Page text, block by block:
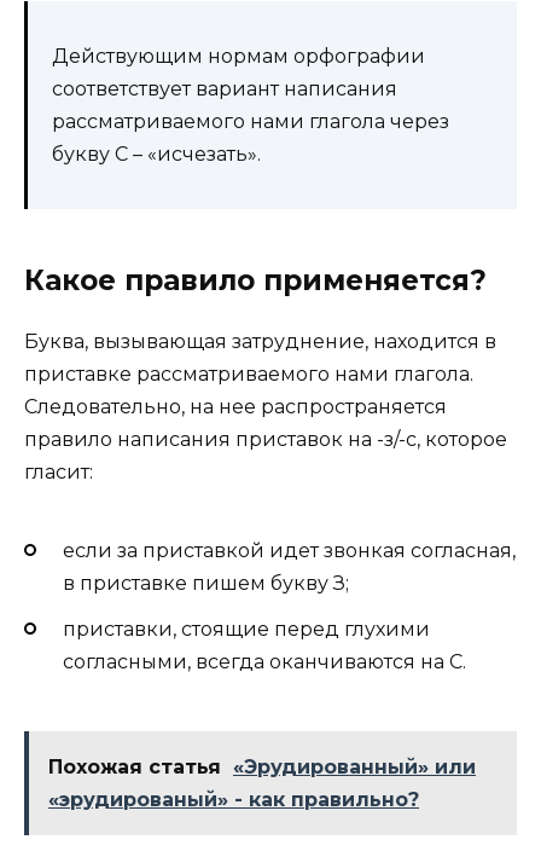
Действующим нормам орфографии
соответствует вариант написания
рассматриваемого нами глагола через
букву С – «исчезать».
Какое правило применяется?
Буква, вызывающая затруднение, находится в
приставке рассматриваемого нами глагола.
Следовательно, на нее распространяется
правило написания приставок на -з/-с, которое
гласит:
если за приставкой идет звонкая согласная,
в приставке пишем букву З;
приставки, стоящие перед глухими
согласными, всегда оканчиваются на С.
Похожая статья
«Эрудированный» или
«эрудированый» - как правильно?